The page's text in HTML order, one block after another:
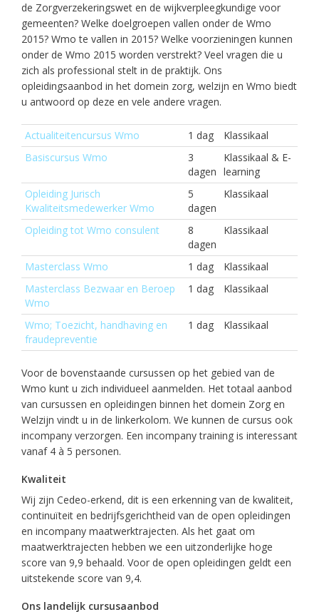
de Zorgverzekeringswet en de wijkverpleegkundige voor
gemeenten? Welke doelgroepen vallen onder de Wmo
2015? Wmo te vallen in 2015? Welke voorzieningen kunnen
onder de Wmo 2015 worden verstrekt? Veel vragen die u
zich als professional stelt in de praktijk. Ons
opleidingsaanbod in het domein zorg, welzijn en Wmo biedt
u antwoord op deze en vele andere vragen.
Actualiteitencursus Wmo 1 dag
Klassikaal
Basiscursus Wmo
3
dagen
Klassikaal & E-
learning
Opleiding Jurisch
Kwaliteitsmedewerker Wmo
5
dagen
Klassikaal
Opleiding tot Wmo consulent
8
dagen
Klassikaal
Masterclass Wmo 1 dag
Klassikaal
Masterclass Bezwaar en Beroep
Wmo
1 dag Klassikaal
Wmo; Toezicht, handhaving en
fraudepreventie
1 dag Klassikaal
Voor de bovenstaande cursussen op het gebied van de
Wmo kunt u zich individueel aanmelden. Het totaal aanbod
van cursussen en opleidingen binnen het domein Zorg en
Welzijn vindt u in de linkerkolom. We kunnen de cursus ook
incompany verzorgen. Een incompany training is interessant
vanaf 4 à 5 personen.
Kwaliteit
Wij zijn Cedeo-erkend, dit is een erkenning van de kwaliteit,
continuïteit en bedrijfsgerichtheid van de open opleidingen
en incompany maatwerktrajecten. Als het gaat om
maatwerktrajecten hebben we een uitzonderlijke hoge
score van 9,9 behaald. Voor de open opleidingen geldt een
uitstekende score van 9,4.
Ons landelijk cursusaanbod